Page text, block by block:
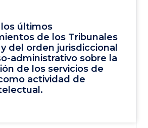
últimos
de los Tribunales
del orden jurisdiccional
administrativo sobre la
de los servicios de
actividad de